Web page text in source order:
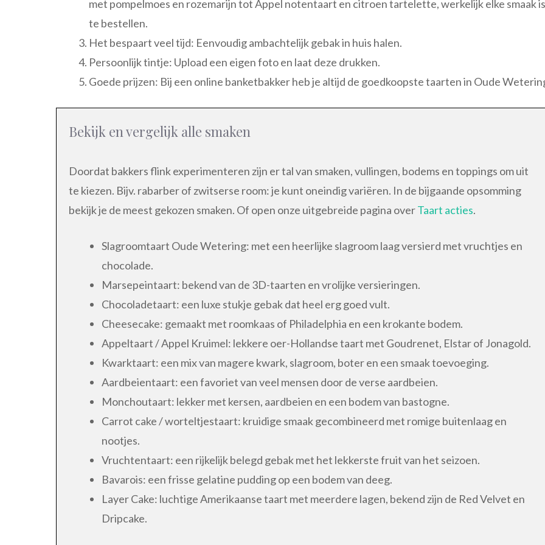
met pompelmoes en rozemarijn tot Appel notentaart en citroen tartelette, werkelijk elke smaak is
te bestellen.
Het bespaart veel tijd: Eenvoudig ambachtelijk gebak in huis halen.
Persoonlijk tintje: Upload een eigen foto en laat deze drukken.
Goede prijzen: Bij een online banketbakker heb je altijd de goedkoopste taarten in Oude
Bekijk en vergelijk alle smaken
Doordat bakkers flink experimenteren zijn er tal van smaken, vullingen, bodems en toppings om uit
te kiezen. Bijv. rabarber of zwitserse room: je kunt oneindig variëren. In de bijgaande opsomming
bekijk je de meest gekozen smaken. Of open onze uitgebreide pagina overTaart acties.
Slagroomtaart Oude Wetering: met een heerlijke slagroom laag versierd met vruchtjes en
chocolade.
Marsepeintaart: bekend van de 3D-taarten en vrolijke versieringen.
Chocoladetaart: een luxe stukje gebak dat heel erg goed vult.
Cheesecake: gemaakt met roomkaas of Philadelphia en een krokante bodem.
Appeltaart / Appel Kruimel: lekkere oer-Hollandse taart met Goudrenet, Elstar of Jonagold.
Kwarktaart: een mix van magere kwark, slagroom, boter en een smaak toevoeging.
Aardbeientaart: een favoriet van veel mensen door de verse aardbeien.
Monchoutaart: lekker met kersen, aardbeien en een bodem van bastogne.
Carrot cake / worteltjestaart: kruidige smaak gecombineerd met romige buitenlaag en
nootjes.
Vruchtentaart: een rijkelijk belegd gebak met het lekkerste fruit van het seizoen.
Bavarois: een frisse gelatine pudding op een bodem van deeg.
Layer Cake: luchtige Amerikaanse taart met meerdere lagen, bekend zijn de Red Velvet en
Dripcake.